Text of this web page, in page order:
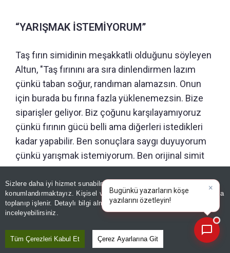
Sizlere daha iyi hizmet sunabilmek adına sitemizde
konumlandırmaktayız. Kişisel verileriniz, KVKK ve GDPR kapsamında
toplanıp işlenir. Detaylı bilgi almak içinAydınlatma Metnimizi
inceleyebilirsiniz.
Tüm Çerezleri Kabul Et Çerez Ayarlarına Git
“YARIŞMAK İSTEMİYORUM”
Taş fırın simidinin meşakkatli olduğunu söyleyen
Altun, "Taş fırınını ara sıra dinlendirmen lazım
çünkü taban soğur, randıman alamazsın. Onun
için burada bu fırına fazla yüklenemezsin. Bize
siparişler geliyor. Biz çoğunu karşılayamıyoruz
çünkü fırının gücü belli ama diğerleri istedikleri
kadar yapabilir. Ben sonuçlara saygı duyuyorum
çünkü yarışmak istemiyorum. Ben orijinal simit
yapıyorum.
×
Bugünkü yazarların köşe
yazılarını özetleyin!